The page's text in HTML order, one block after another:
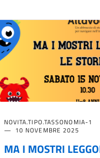
NOVITA.TIPO.TASSONOMIA-1
10 NOVEMBRE 2025
MA I MOSTRI